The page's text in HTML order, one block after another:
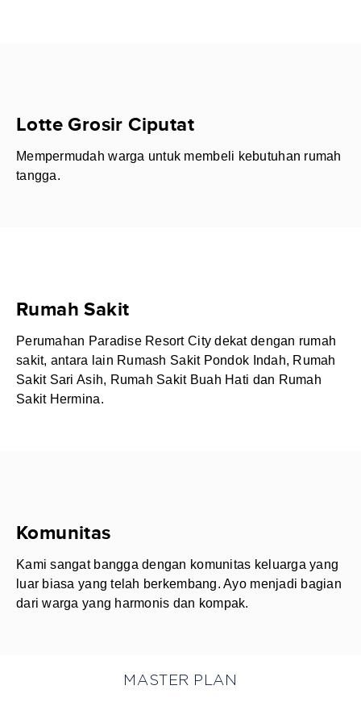
Lotte Grosir Ciputat
Mempermudah warga untuk membeli kebutuhan rumah
tangga.
Rumah Sakit
Perumahan Paradise Resort City dekat dengan rumah
sakit, antara lain Rumash Sakit Pondok Indah, Rumah
Sakit Sari Asih, Rumah Sakit Buah Hati dan Rumah
Sakit Hermina.
Komunitas
Kami sangat bangga dengan komunitas keluarga yang
luar biasa yang telah berkembang. Ayo menjadi bagian
dari warga yang harmonis dan kompak.
MASTER PLAN